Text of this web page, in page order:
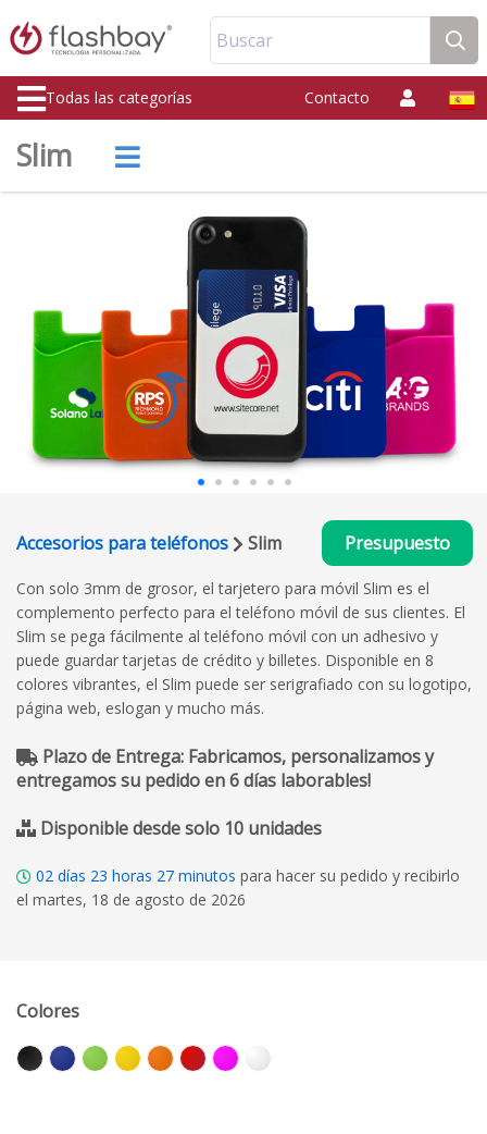
Buscar
Todas las categorías Contacto
Slim
Accesorios para teléfonos Slim Presupuesto
Con solo 3mm de grosor, el tarjetero para móvil Slim es el
complemento perfecto para el teléfono móvil de sus clientes. El
Slim se pega fácilmente al teléfono móvil con un adhesivo y
puede guardar tarjetas de crédito y billetes. Disponible en 8
colores vibrantes, el Slim puede ser serigrafiado con su logotipo,
página web, eslogan y mucho más.
Plazo de Entrega: Fabricamos, personalizamos y
entregamos su pedido en 6 días laborables!
Disponible desde solo 10 unidades
02 días 23 horas 27 minutos para hacer su pedido y recibirlo
el martes, 18 de agosto de 2026
Colores